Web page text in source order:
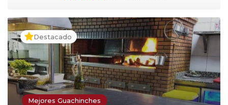
Destacado
Mejores Guachinches